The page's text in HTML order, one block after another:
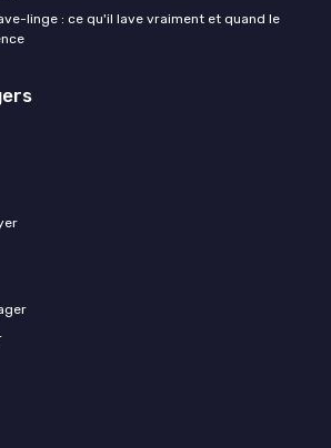
linge : ce qu'il lave vraiment et quand le